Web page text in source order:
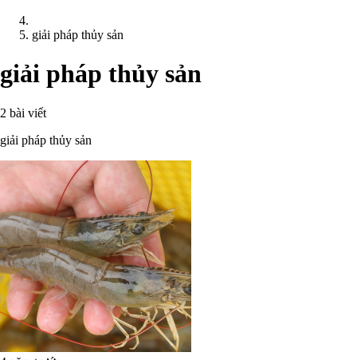
giải pháp thủy sản
giải pháp thủy sản
2 bài viết
giải pháp thủy sản